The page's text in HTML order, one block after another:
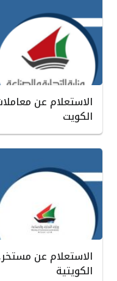
الاستعلام عن
الكويت
الاستعلام عن
الكويتية